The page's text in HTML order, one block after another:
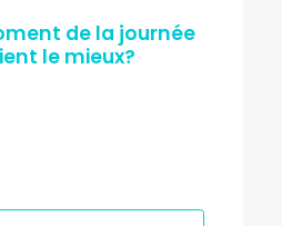
12 13 14 15
de la journée
le mieux?